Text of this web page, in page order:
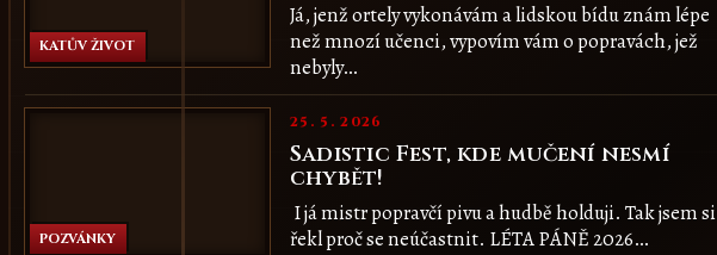
KATŮV ŽIVOT
Já, jenž ortely vykonávám a lidskou bídu znám lépe
než mnozí učenci, vypovím vám o popravách, jež
nebyly…
POZVÁNKY
25. 5. 2026
Sadistic Fest, kde mučení nesmí
chybět!
I já mistr popravčí pivu a hudbě holduji. Tak jsem si
řekl proč se neúčastnit. LÉTA PÁNĚ 2026…